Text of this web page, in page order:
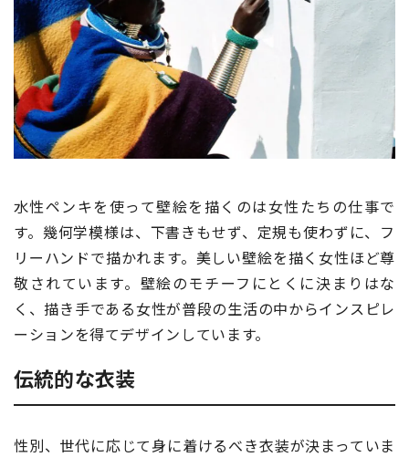
水性ペンキを使って壁絵を描くのは女性たちの仕事で
す。幾何学模様は、下書きもせず、定規も使わずに、フ
リーハンドで描かれます。美しい壁絵を描く女性ほど尊
敬されています。壁絵のモチーフにとくに決まりはな
く、描き手である女性が普段の生活の中からインスピレ
ーションを得てデザインしています。
伝統的な衣装
性別、世代に応じて身に着けるべき衣装が決まっていま